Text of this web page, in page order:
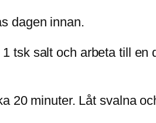
dagen innan.
tsk salt och arbeta till en
20 minuter. Låt svalna